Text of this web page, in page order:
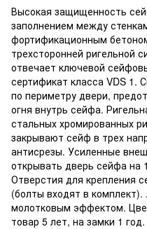
Высокая защищенность
заполнением между
фортификационным
трехсторонней ригельной
отвечает ключевой
сертификат класса VDS 1.
по периметру двери,
огня внутрь сейфа.
стальных хромированных
закрывают сейф в трех
антисрезы. Усиленные
открывать дверь сейфа на
Отверстия для крепления
(болты входят в
молотковым эффектом.
товар 5 лет, на замки 1 год.